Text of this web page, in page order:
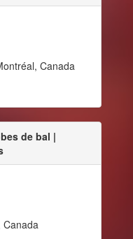
Canada
de bal |
Canada